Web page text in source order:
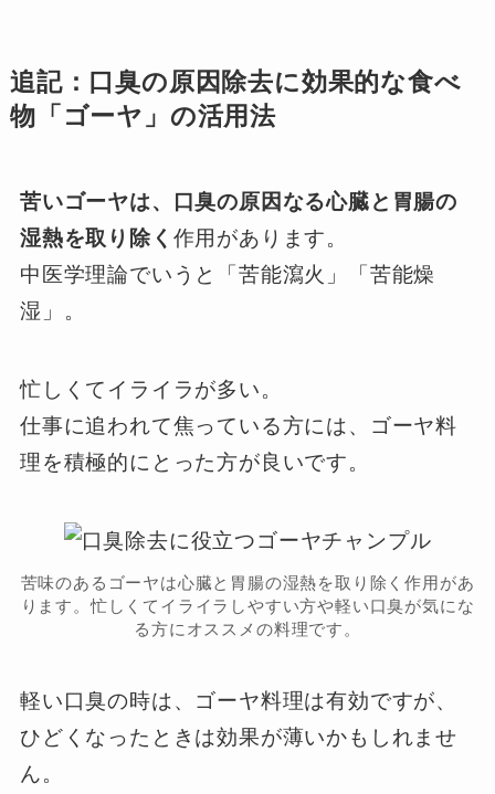
追記：口臭の原因除去に効果的な食べ
物「ゴーヤ」の活用法
苦いゴーヤは、口臭の原因なる心臓と胃腸の
湿熱を取り除く 作用があります。
中医学理論でいうと「苦能瀉火」「苦能燥
湿」。
忙しくてイライラが多い。
仕事に追われて焦っている方には、ゴーヤ料
理を積極的にとった方が良いです。
苦味のあるゴーヤは心臓と胃腸の湿熱を取り除く作用があ
ります。忙しくてイライラしやすい方や軽い口臭が気にな
る方にオススメの料理です。
軽い口臭の時は、ゴーヤ料理は有効ですが、
ひどくなったときは効果が薄いかもしれませ
ん。